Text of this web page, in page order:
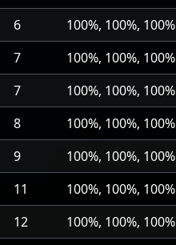
6 100%, 100%, 100%
7 100%, 100%, 100%
7 100%, 100%, 100%
8 100%, 100%, 100%
9 100%, 100%, 100%
11 100%, 100%, 100%
12 100%, 100%, 100%